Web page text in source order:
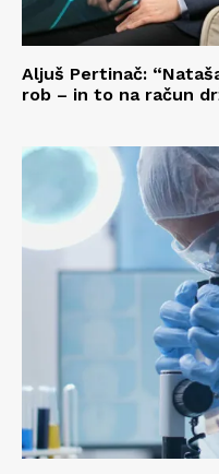
Aljuš Pertinač:
rob – in to na račun